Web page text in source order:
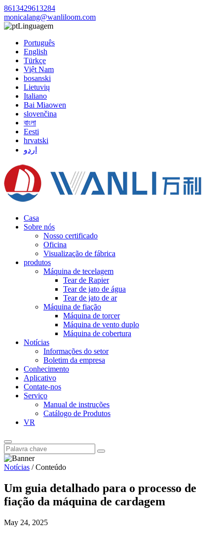
8613429613284
monicalang@wanliloom.com
Linguagem
Português
English
Türkçe
Việt Nam
bosanski
Lietuvių
Italiano
Bai Miaowen
slovenčina
বাংলা
Eesti
hrvatski
اردو
Casa
Sobre nós
Nosso certificado
Oficina
Visualização de fábrica
produtos
Máquina de tecelagem
Tear de Rapier
Tear de jato de água
Tear de jato de ar
Máquina de fiação
Máquina de torcer
Máquina de vento duplo
Máquina de cobertura
Notícias
Informações do setor
Boletim da empresa
Conhecimento
Aplicativo
Contate-nos
Serviço
Manual de instruções
Catálogo de Produtos
VR
Notícias /Conteúdo
Um guia detalhado para o processo de
fiação da máquina de cardagem
May 24, 2025